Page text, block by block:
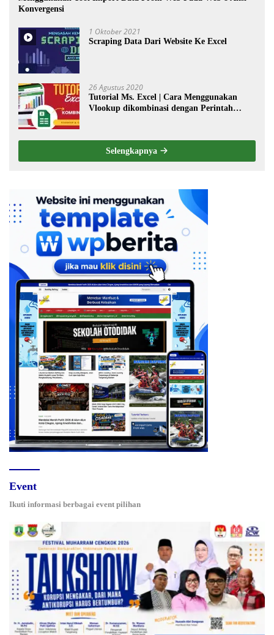
Konvergensi
1 Oktober 2021
Scraping Data Dari Website Ke Excel
26 Agustus 2020
Tutorial Ms. Excel | Cara Menggunakan
Vlookup dikombinasi dengan Perintah
Selengkapnya
Event
Ikuti informasi berbagai event pilihan